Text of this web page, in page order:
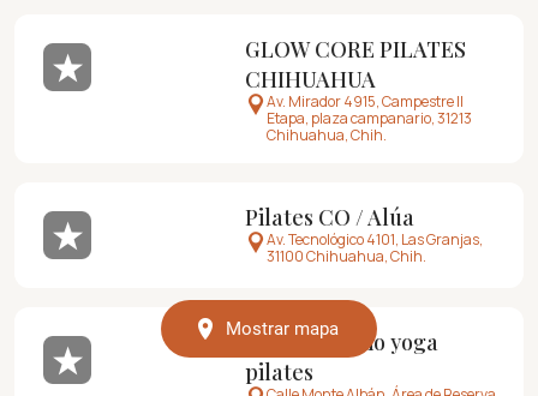
GLOW CORE PILATES
CHIHUAHUA
Av. Mirador 4915, Campestre II
Etapa, plaza campanario, 31213
Chihuahua, Chih.
Pilates CO / Alúa
Av. Tecnológico 4101, Las Granjas,
31100 Chihuahua, Chih.
Meraki studio yoga
pilates
Mostrar mapa